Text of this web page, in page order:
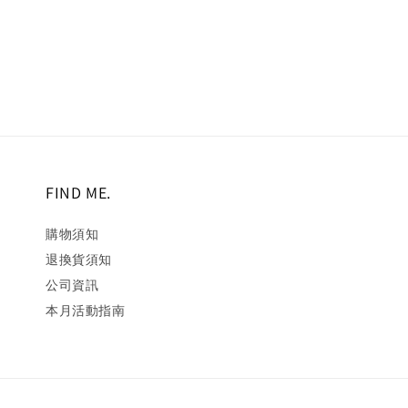
FIND ME.
購物須知
退換貨須知
公司資訊
本月活動指南